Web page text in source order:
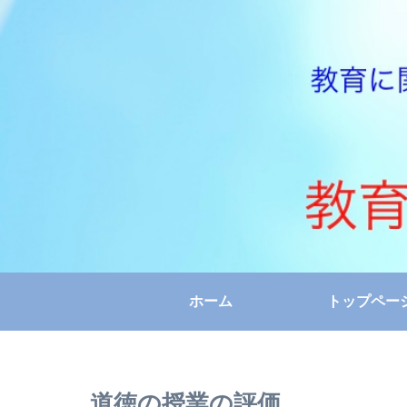
ホーム トップペー